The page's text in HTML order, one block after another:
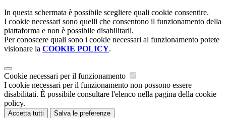
In questa schermata è possibile scegliere quali cookie consentire.
I cookie necessari sono quelli che consentono il funzionamento della
piattaforma e non è possibile disabilitarli.
Per conoscere quali sono i cookie necessari al funzionamento potete
visionare la COOKIE POLICY.
Cookie necessari per il funzionamento
I cookie necessari per il funzionamento non possono essere
disabilitati. È possibile consultare l'elenco nella pagina della cookie
policy.
Accetta tutti Salva le preferenze